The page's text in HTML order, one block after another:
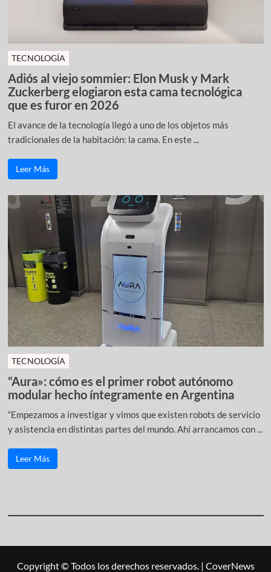
TECNOLOGÍA
Adiós al viejo sommier: Elon Musk y Mark
Zuckerberg elogiaron esta cama tecnológica
que es furor en 2026
El avance de la tecnología llegó a uno de los objetos más
tradicionales de la habitación: la cama. En este ...
Leer Más
TECNOLOGÍA
“Aura»: cómo es el primer robot autónomo
modular hecho íntegramente en Argentina
“Empezamos a investigar y vimos que existen robots de servicio
y asistencia en distintas partes del mundo. Ahí arrancamos con ...
Leer Más
Copyright © Todos los derechos reservados. | CoverNews